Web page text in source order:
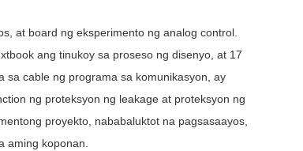
at board ng eksperimento ng analog control.
ang tinukoy sa proseso ng disenyo, at 17
sa cable ng programa sa komunikasyon, ay
ng proteksyon ng leakage at proteksyon ng
proyekto, nababaluktot na pagsasaayos,
aming koponan.